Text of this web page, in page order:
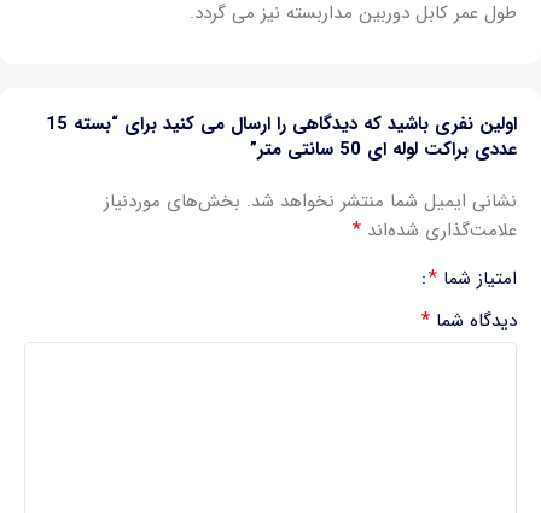
طول عمر کابل دوربین مداربسته نیز می گردد.
اولین نفری باشید که دیدگاهی را ارسال می کنید برای “بسته 15
عددی براکت لوله ای 50 سانتی متر”
نشانی ایمیل شما منتشر نخواهد شد. بخش‌های موردنیاز
علامت‌گذاری شده‌اند *
امتیاز شما *
دیدگاه شما *